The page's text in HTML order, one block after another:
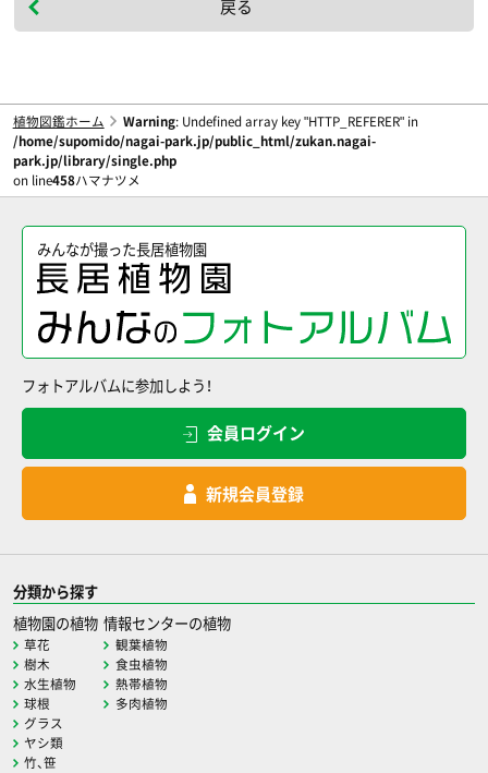
戻る
植物図鑑ホーム Warning: Undefined array key "HTTP_REFERER" in
/home/supomido/nagai-park.jp/public_html/zukan.nagai-
park.jp/library/single.php
on line458ハマナツメ
みんなが撮った長居植物園
フォトアルバムに参加しよう！
会員ログイン
新規会員登録
分類から探す
植物園の植物
草花
樹木
水生植物
球根
グラス
ヤシ類
竹、笹
情報センターの植物
観葉植物
食虫植物
熱帯植物
多肉植物